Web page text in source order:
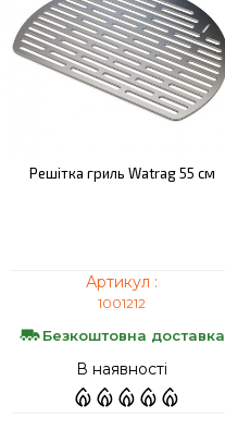
Решітка гриль Watrag 55 см
Артикул :
1001212
Безкоштовна доставка
В наявності